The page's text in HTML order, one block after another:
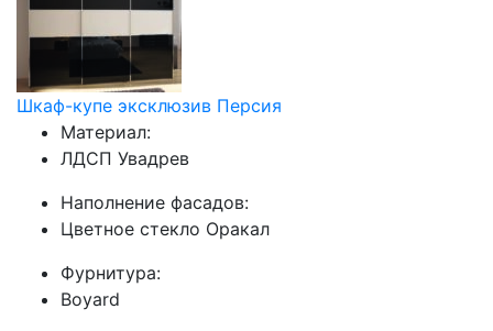
Шкаф-купе эксклюзив Персия
Материал:
ЛДСП Увадрев
Наполнение фасадов:
Цветное стекло Оракал
Фурнитура:
Boyard